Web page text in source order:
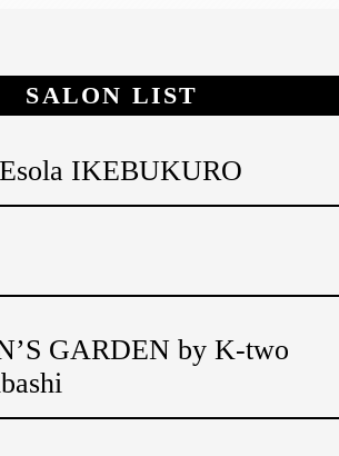
SALON LIST
IKEBUKURO
GARDEN by K-two